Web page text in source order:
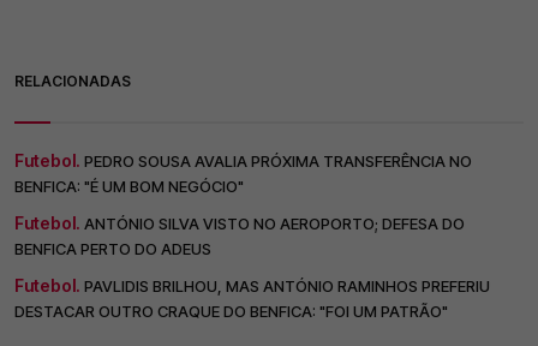
RELACIONADAS
Futebol. PEDRO SOUSA AVALIA PRÓXIMA TRANSFERÊNCIA NO
BENFICA: "É UM BOM NEGÓCIO"
Futebol. ANTÓNIO SILVA VISTO NO AEROPORTO; DEFESA DO
BENFICA PERTO DO ADEUS
Futebol. PAVLIDIS BRILHOU, MAS ANTÓNIO RAMINHOS PREFERIU
DESTACAR OUTRO CRAQUE DO BENFICA: "FOI UM PATRÃO"